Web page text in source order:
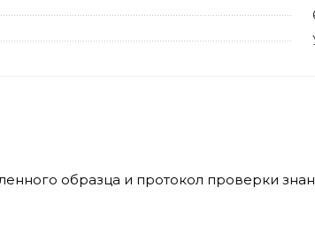
образца и протокол проверки